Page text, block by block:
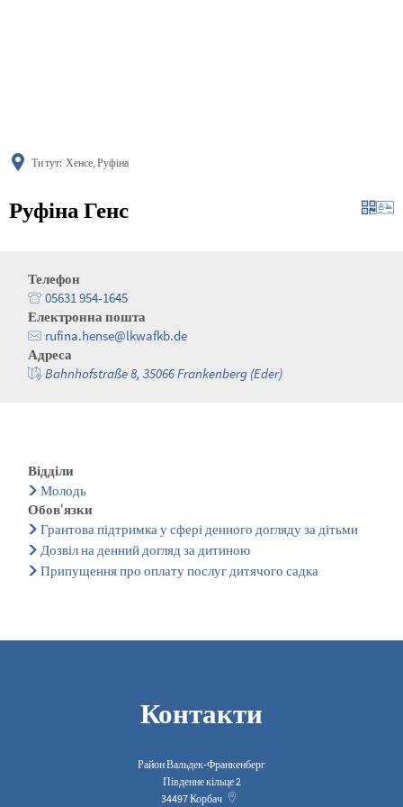
Ти тут: Хенсе, Руфіна
Руфіна Генс
Телефон
05631 954-1645
Електронна пошта
rufina.hense@lkwafkb.de
Адреса
Bahnhofstraße 8, 35066 Frankenberg (Eder)
Відділи
Молодь
Обов'язки
Грантова підтримка у сфері денного догляду за дітьми
Дозвіл на денний догляд за дитиною
Припущення про оплату послуг дитячого садка
Контакти
Район Вальдек-Франкенберг
Південне кільце 2
34497Корбач